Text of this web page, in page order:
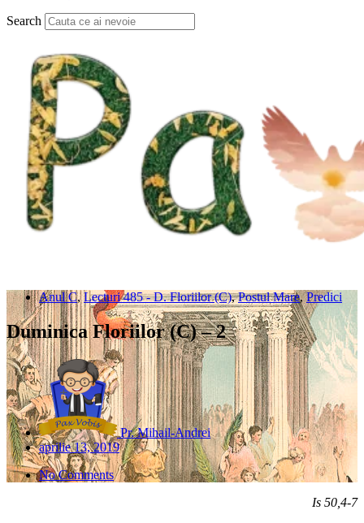
Search
Anul C,Lecturi 485 - D. Floriilor (C),Postul Mare,Predici
Duminica Floriilor (C) – 2
Pr. Mihail-Andrei
aprilie 13, 2019
No Comments
Is 50,4-7